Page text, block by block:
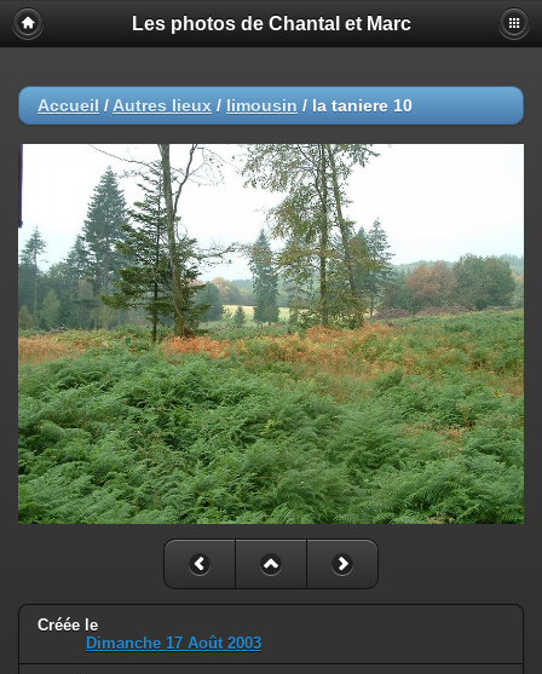
Les photos de Chantal et Marc
Accueil / Autres lieux / limousin / la taniere 10
Créée le
Dimanche 17 Août 2003